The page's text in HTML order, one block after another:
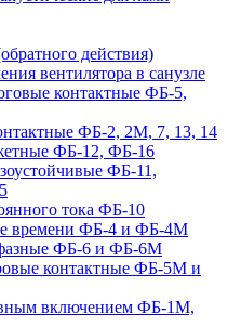
действия)
вентилятора в санузле
контактные ФБ-5,
ФБ-2, 2М, 7, 13, 14
ФБ-12, ФБ-16
ФБ-11,
тока ФБ-10
времени ФБ-4 и ФБ-4М
ФБ-6 и ФБ-6М
контактные ФБ-5М и
включением ФБ-1М,